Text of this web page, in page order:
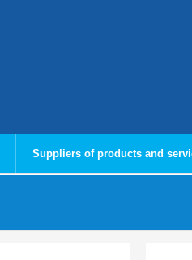
Suppliers of products and